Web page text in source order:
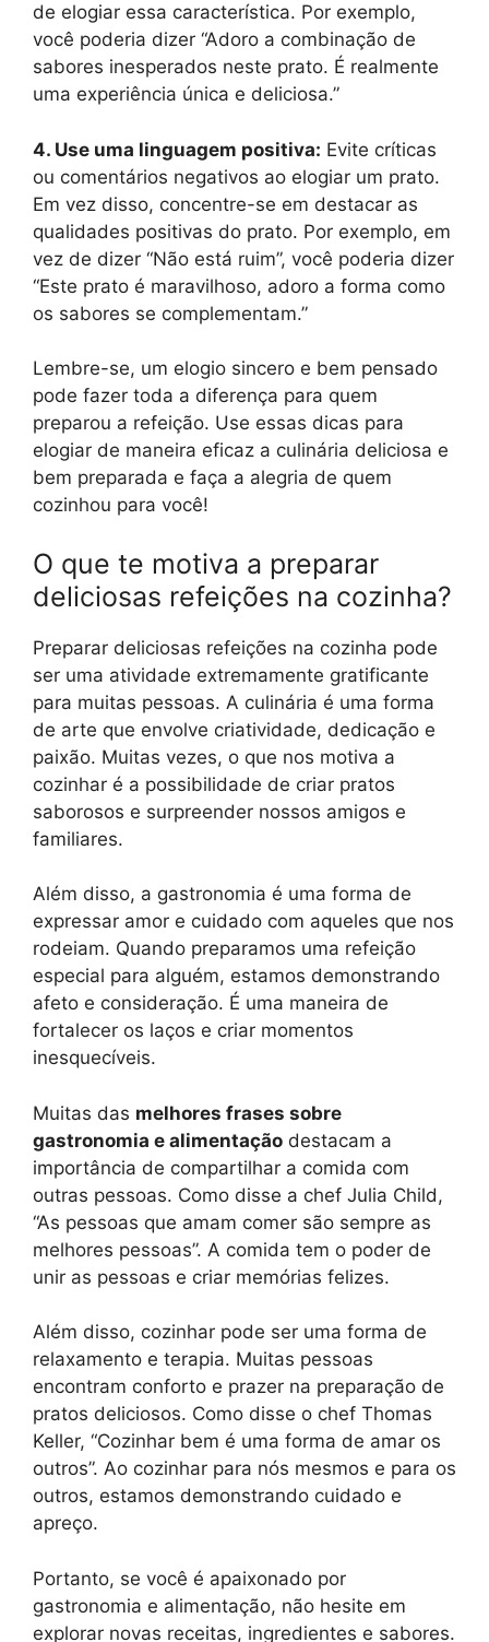
de elogiar essa característica. Por exemplo,
você poderia dizer “Adoro a combinação de
sabores inesperados neste prato. É realmente
uma experiência única e deliciosa.”
4. Use uma linguagem positiva: Evite críticas
ou comentários negativos ao elogiar um prato.
Em vez disso, concentre-se em destacar as
qualidades positivas do prato. Por exemplo, em
vez de dizer “Não está ruim”, você poderia dizer
“Este prato é maravilhoso, adoro a forma como
os sabores se complementam.”
Lembre-se, um elogio sincero e bem pensado
pode fazer toda a diferença para quem
preparou a refeição. Use essas dicas para
elogiar de maneira eficaz a culinária deliciosa e
bem preparada e faça a alegria de quem
cozinhou para você!
O que te motiva a preparar
deliciosas refeições na cozinha?
Preparar deliciosas refeições na cozinha pode
ser uma atividade extremamente gratificante
para muitas pessoas. A culinária é uma forma
de arte que envolve criatividade, dedicação e
paixão. Muitas vezes, o que nos motiva a
cozinhar é a possibilidade de criar pratos
saborosos e surpreender nossos amigos e
familiares.
Além disso, a gastronomia é uma forma de
expressar amor e cuidado com aqueles que nos
rodeiam. Quando preparamos uma refeição
especial para alguém, estamos demonstrando
afeto e consideração. É uma maneira de
fortalecer os laços e criar momentos
inesquecíveis.
Muitas das melhores frases sobre
gastronomia e alimentação destacam a
importância de compartilhar a comida com
outras pessoas. Como disse a chef Julia Child,
“As pessoas que amam comer são sempre as
melhores pessoas”. A comida tem o poder de
unir as pessoas e criar memórias felizes.
Além disso, cozinhar pode ser uma forma de
relaxamento e terapia. Muitas pessoas
encontram conforto e prazer na preparação de
pratos deliciosos. Como disse o chef Thomas
Keller, “Cozinhar bem é uma forma de amar os
outros”. Ao cozinhar para nós mesmos e para os
outros, estamos demonstrando cuidado e
apreço.
Portanto, se você é apaixonado por
gastronomia e alimentação, não hesite em
explorar novas receitas, ingredientes e sabores.